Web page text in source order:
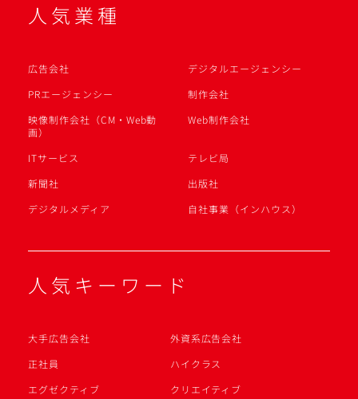
人気業種
広告会社
デジタルエージェンシー
PRエージェンシー
制作会社
映像制作会社（CM・Web動
画）
Web制作会社
ITサービス
テレビ局
新聞社
出版社
デジタルメディア
自社事業（インハウス）
人気キーワード
大手広告会社
外資系広告会社
正社員
ハイクラス
エグゼクティブ
クリエイティブ